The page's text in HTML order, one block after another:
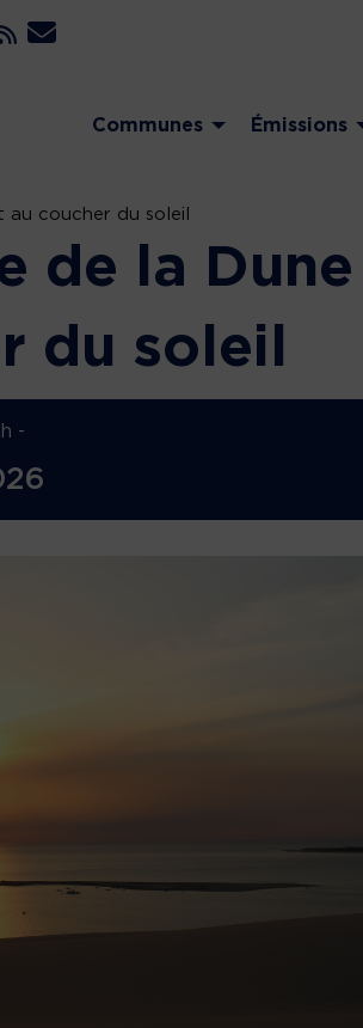
Communes Émissions
au coucher du soleil
de la Dune
du soleil
-